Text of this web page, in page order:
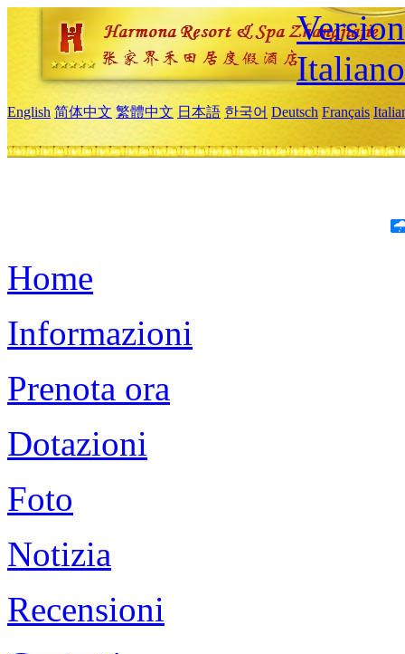
Italiano
English 简体中文 繁體中文 日本語 한국어 Deutsch Français
Home
Informazioni
Prenota ora
Dotazioni
Foto
Notizia
Recensioni